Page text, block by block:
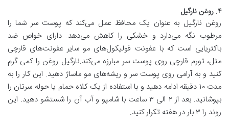
۴. روغن نارگیل
روغن نارگیل به عنوان یک محافظ عمل می‌کند که پوست سر شما را
مرطوب نگه می‌دارد و خشکی را کاهش می‌دهد. دارای خواص ضد
باکتریایی است که با عفونت فولیکول‌های مو سایر عفونت‌های قارچی
مثل، تورم قارچی روی پوست سر مبارزه می‌کند.نارگیل روغن را کمی گرم
کنید و به آرامی روی پوست سر و ریشه‌های مو ماساژ دهید. این کار را به
مدت ۱۰ دقیقه ادامه دهید و با استفاده از یک کلاه حمام یا حوله سرتان را
بپوشانید. بعد از ۲ الی ۳ ساعت با شامپو و آب آن را شستشو دهید. این
روند را ۳ بار در هفته تکرار کنید.